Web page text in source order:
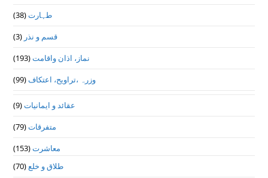
طہارت(38)
قسم و نذر (3)
نماز، اذان واقامت(193)
وزرہ ،تراويح، اعتكاف(99)
عقائد و ایمانیات(9)
متفرقات(79)
معاشرت(153)
طلاق و خلع(70)